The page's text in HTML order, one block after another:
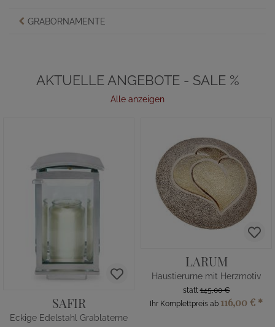
GRABORNAMENTE
AKTUELLE ANGEBOTE - SALE %
Alle anzeigen
SAFIR
Eckige Edelstahl Grablaterne
LARUM
Haustierurne mit Herzmotiv
statt145,00 €
Ihr Komplettpreis ab 116,00 € *